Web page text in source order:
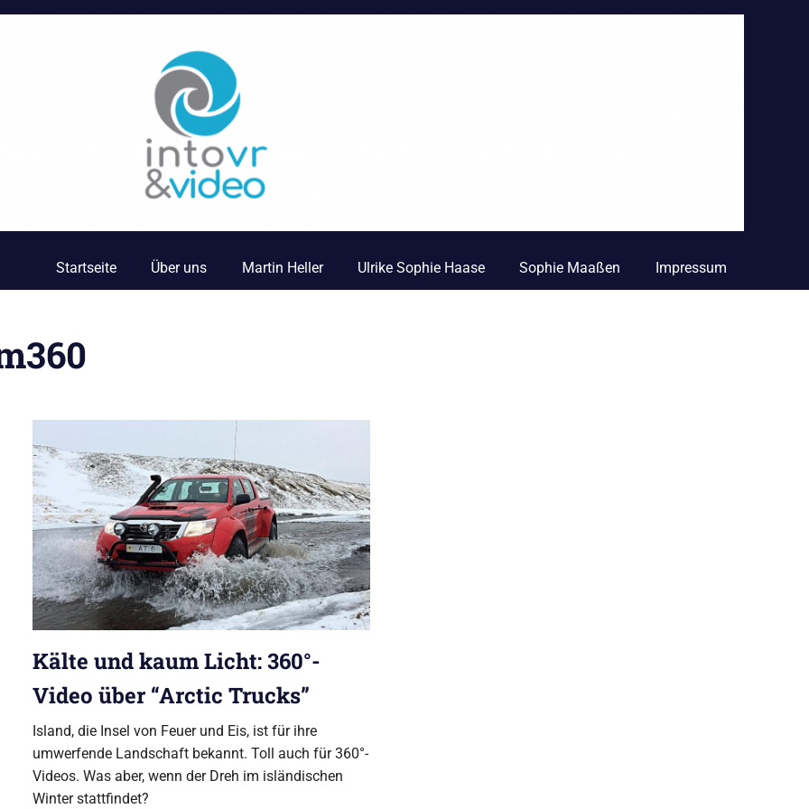
Startseite Über uns Martin Heller Ulrike Sophie Haase Sophie Maaßen Impressum
Kälte und kaum Licht: 360°-
Video über “Arctic Trucks”
Island, die Insel von Feuer und Eis, ist für ihre
umwerfende Landschaft bekannt. Toll auch für 360°-
Videos. Was aber, wenn der Dreh im isländischen
Winter stattfindet?